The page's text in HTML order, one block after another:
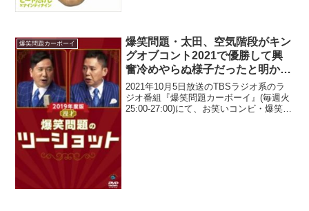
爆笑問題カーボーイ
爆笑問題・太田、空気階段がキン
グオブコント2021で優勝して興
奮冷めやらぬ様子だったと明かす
「テンションやっぱ高くてさ」と
明かす
2021年10月5日放送のTBSラジオ系のラ
ジオ番組『爆笑問題カーボーイ』(毎週火
25:00-27:00)にて、お笑いコンビ・爆笑問